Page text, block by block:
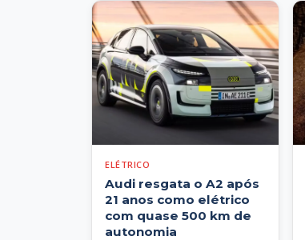
ELÉTRICO
Audi resgata o A2 após
21 anos como elétrico
com quase 500 km de
autonomia